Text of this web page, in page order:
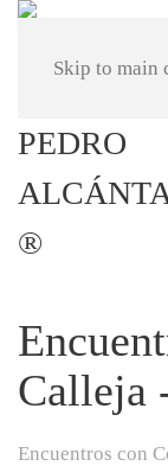
Skip to main
Calleja
Encuentros con